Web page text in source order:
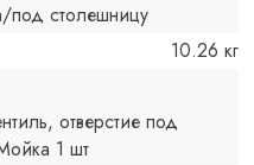
под столешницу
10.26 кг
отверстие под
1 шт